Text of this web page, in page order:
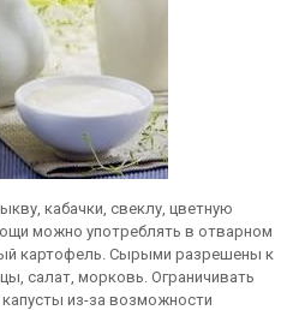
кабачки, свеклу, цветную
можно употреблять в отварном
картофель. Сырыми разрешены к
салат, морковь. Ограничивать
из-за возможности